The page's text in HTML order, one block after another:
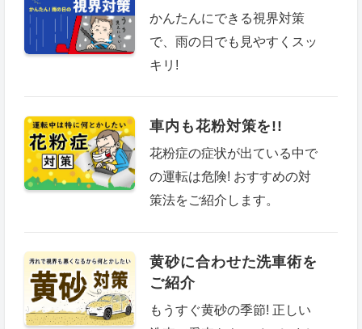
かんたんにできる視界対策
で、雨の日でも見やすくスッ
キリ!
車内も花粉対策を!!
花粉症の症状が出ている中で
の運転は危険! おすすめの対
策法をご紹介します。
黄砂に合わせた洗車術を
ご紹介
もうすぐ黄砂の季節! 正しい